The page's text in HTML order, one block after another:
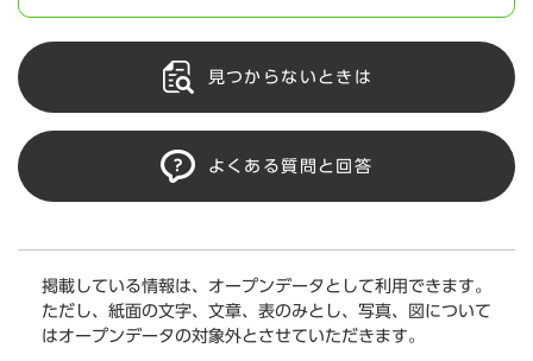
見つからないときは
よくある質問と回答
掲載している情報は、オープンデータとして利用できます。
ただし、紙面の文字、文章、表のみとし、写真、図について
はオープンデータの対象外とさせていただきます。